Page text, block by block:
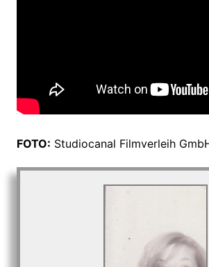
FOTO: Studiocanal Filmverleih